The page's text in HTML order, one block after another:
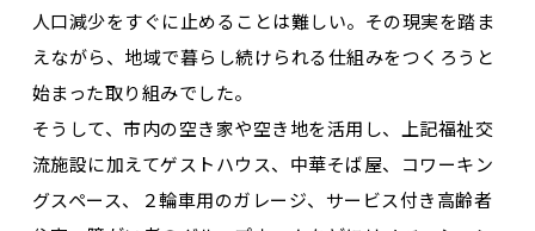
人口減少をすぐに止めることは難しい。その現実を踏ま
えながら、地域で暮らし続けられる仕組みをつくろうと
始まった取り組みでした。
そうして、市内の空き家や空き地を活用し、上記福祉交
流施設に加えてゲストハウス、中華そば屋、コワーキン
グスペース、２輪車用のガレージ、サービス付き高齢者